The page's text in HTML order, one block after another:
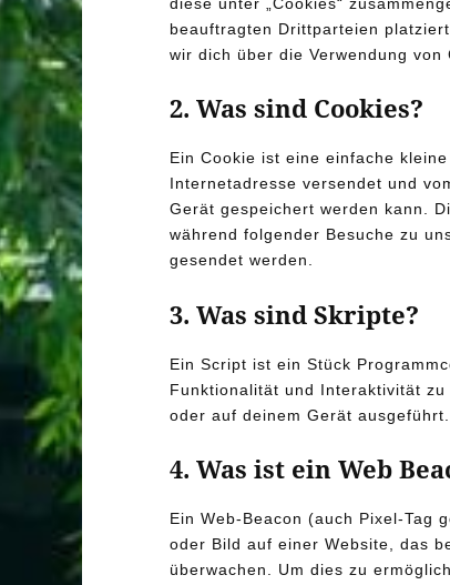
beauftragten Drittparteien
wir dich über die Verwendung von
2. Was sind Cookies?
Ein Cookie ist eine einfache
Internetadresse versendet und
Gerät gespeichert werden kann.
während folgender Besuche zu
gesendet werden.
3. Was sind Skripte?
Ein Script ist ein Stück
Funktionalität und Interaktivität
oder auf deinem Gerät ausgeführt.
4. Was ist ein Web
Ein Web-Beacon (auch Pixel-Tag
oder Bild auf einer Website, das
überwachen. Um dies zu